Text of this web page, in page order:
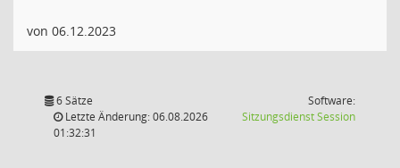
von 06.12.2023
6 Sätze
Letzte Änderung: 06.08.2026
01:32:31
Software:
SitzungsdienstSession(Wird in